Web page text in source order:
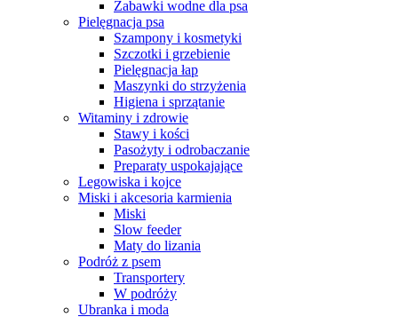
Zabawki wodne dla psa
Pielęgnacja psa
Szampony i kosmetyki
Szczotki i grzebienie
Pielęgnacja łap
Maszynki do strzyżenia
Higiena i sprzątanie
Witaminy i zdrowie
Stawy i kości
Pasożyty i odrobaczanie
Preparaty uspokajające
Legowiska i kojce
Miski i akcesoria karmienia
Miski
Slow feeder
Maty do lizania
Podróż z psem
Transportery
W podróży
Ubranka i moda